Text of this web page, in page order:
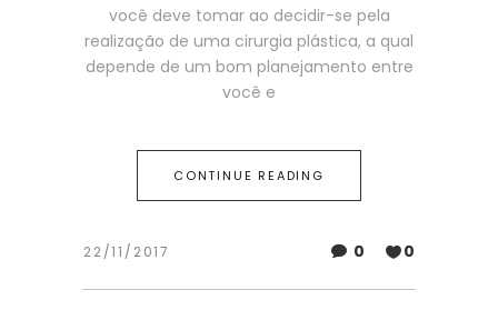
você deve tomar ao decidir-se pela
realização de uma cirurgia plástica, a qual
depende de um bom planejamento entre
você e
CONTINUE READING
22/11/2017 0 0